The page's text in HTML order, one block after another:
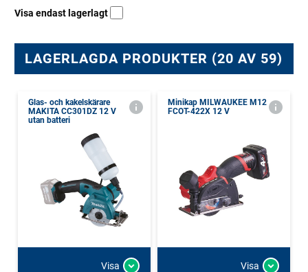
Visa endast lagerlagt
LAGERLAGDA PRODUKTER (20 AV 59)
Glas- och kakelskärare
MAKITA CC301DZ 12 V
utan batteri
Visa
Minikap MILWAUKEE M12
FCOT-422X 12 V
Visa